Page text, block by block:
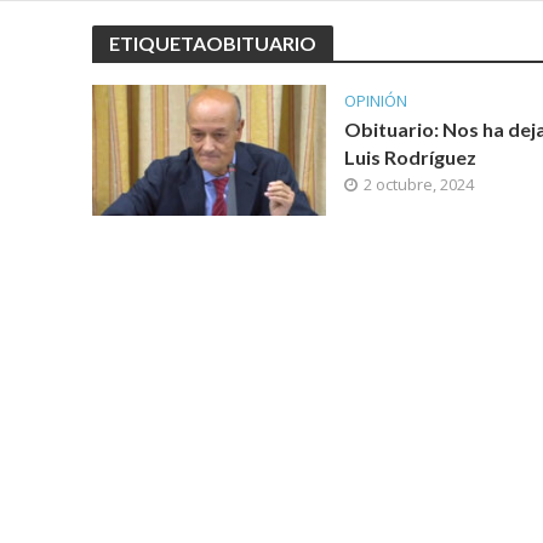
ETIQUETAOBITUARIO
OPINIÓN
Obituario: Nos ha
Luis Rodríguez
2 octubre, 2024